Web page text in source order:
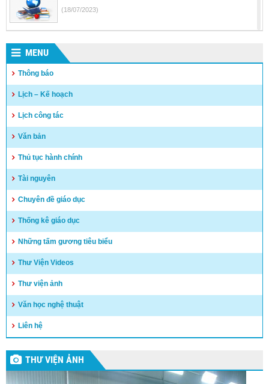
(18/07/2023)
(26/06/2023)
Quyết định công khai quyết toán thu chi NSNN năm 2022
(04/05/2023)
MENU
Thông báo
Lịch – Kế hoạch
Lịch công tác
Văn bản
Thủ tục hành chính
Tài nguyên
Chuyên đề giáo dục
Thống kê giáo dục
Những tấm gương tiêu biểu
Thư Viện Videos
Thư viện ảnh
Văn học nghệ thuật
Liên hệ
THƯ VIỆN ẢNH